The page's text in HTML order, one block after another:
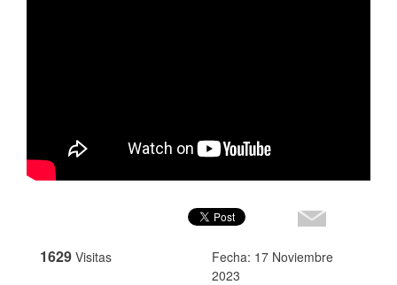
1629 Visitas
Fecha: 17 Noviembre
2023